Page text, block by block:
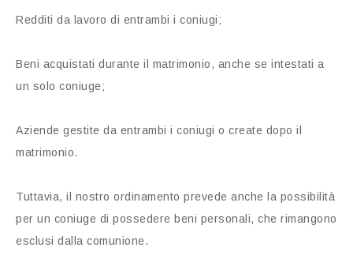
Redditi da lavoro di entrambi i coniugi;
Beni acquistati durante il matrimonio, anche se intestati a
un solo coniuge;
Aziende gestite da entrambi i coniugi o create dopo il
matrimonio.
Tuttavia, il nostro ordinamento prevede anche la possibilità
per un coniuge di possedere beni personali, che rimangono
esclusi dalla comunione.